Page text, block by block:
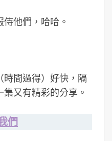
他們，哈哈。
時間過得）好快，隔
又有精彩的分享。
們